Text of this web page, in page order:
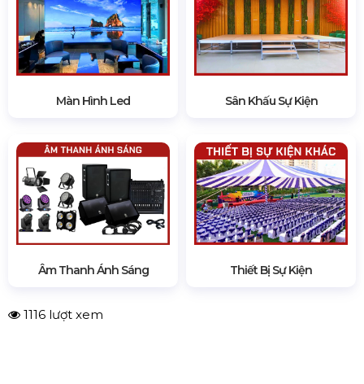
Màn Hình Led Sân Khấu Sự Kiện
Âm Thanh Ánh Sáng Thiết Bị Sự Kiện
1116 lượt xem